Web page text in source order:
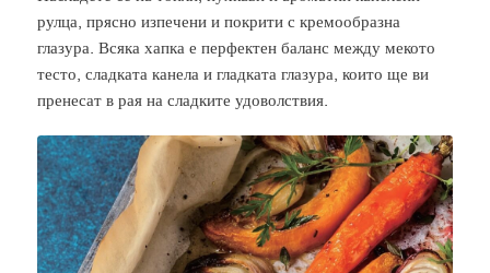
рулца, прясно изпечени и покрити с кремообразна
глазура. Всяка хапка е перфектен баланс между мекото
тесто, сладката канела и гладката глазура, които ще ви
пренесат в рая на сладките удоволствия.